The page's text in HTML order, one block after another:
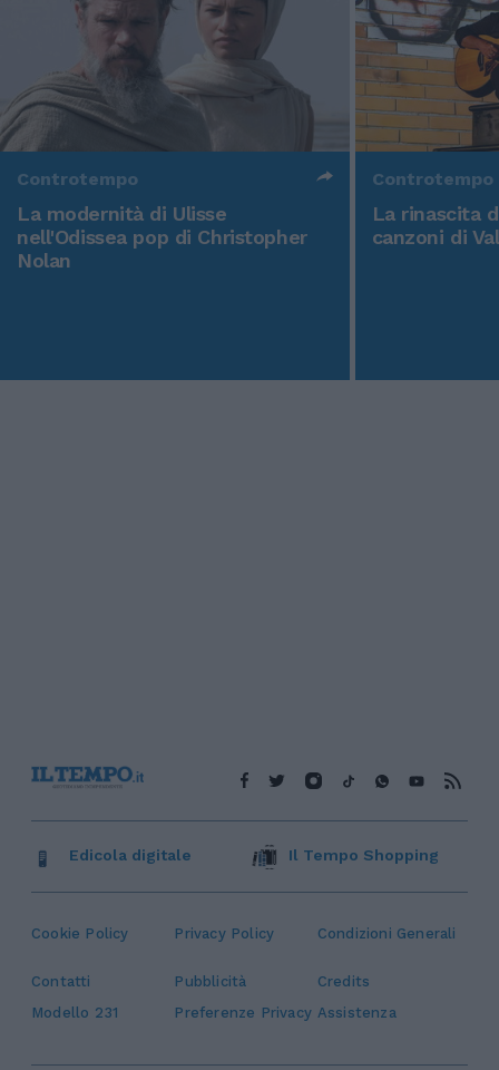
Controtempo
La modernità di Ulisse
nell'Odissea pop di Christopher
Nolan
Controtempo
La rinascita
canzoni di
Cookie Policy Privacy Policy Condizioni Generali
Contatti Pubblicità
Credits
Modello 231
Preferenze Privacy Assistenza
Edicola digitale Il Tempo Shopping